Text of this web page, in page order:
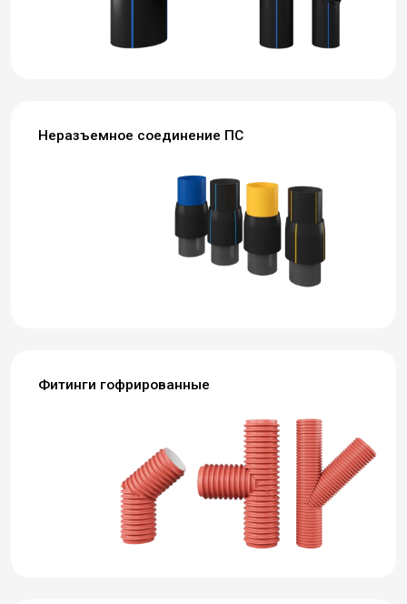
Неразъемное соединение ПС
Фитинги гофрированные